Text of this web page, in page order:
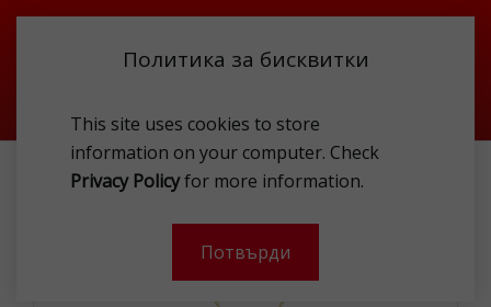
Политика за бисквитки
This site uses cookies to store
information on your computer. Check
Privacy Policyfor more information.
Потвърди
LOISIR 01L15-01175 NECKLACE